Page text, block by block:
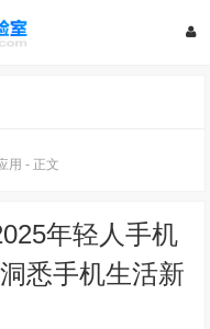
用 - 正文
年轻人手机
悉手机生活新